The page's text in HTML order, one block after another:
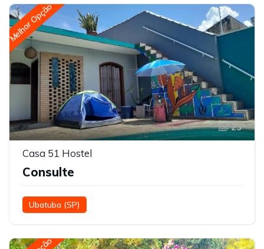
Melhor Opção
23
Casa 51 Hostel
Consulte
Ubatuba (SP)